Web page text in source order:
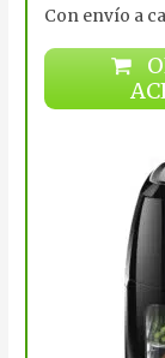
Con envío a